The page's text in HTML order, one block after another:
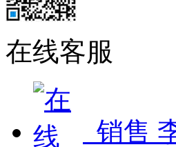
在线客服
销售